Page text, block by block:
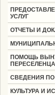
УСЛУГ
ОТЧЕТЫ И
ПОМОЩЬ
СВЕДЕНИЯ
КУЛЬТУРА И